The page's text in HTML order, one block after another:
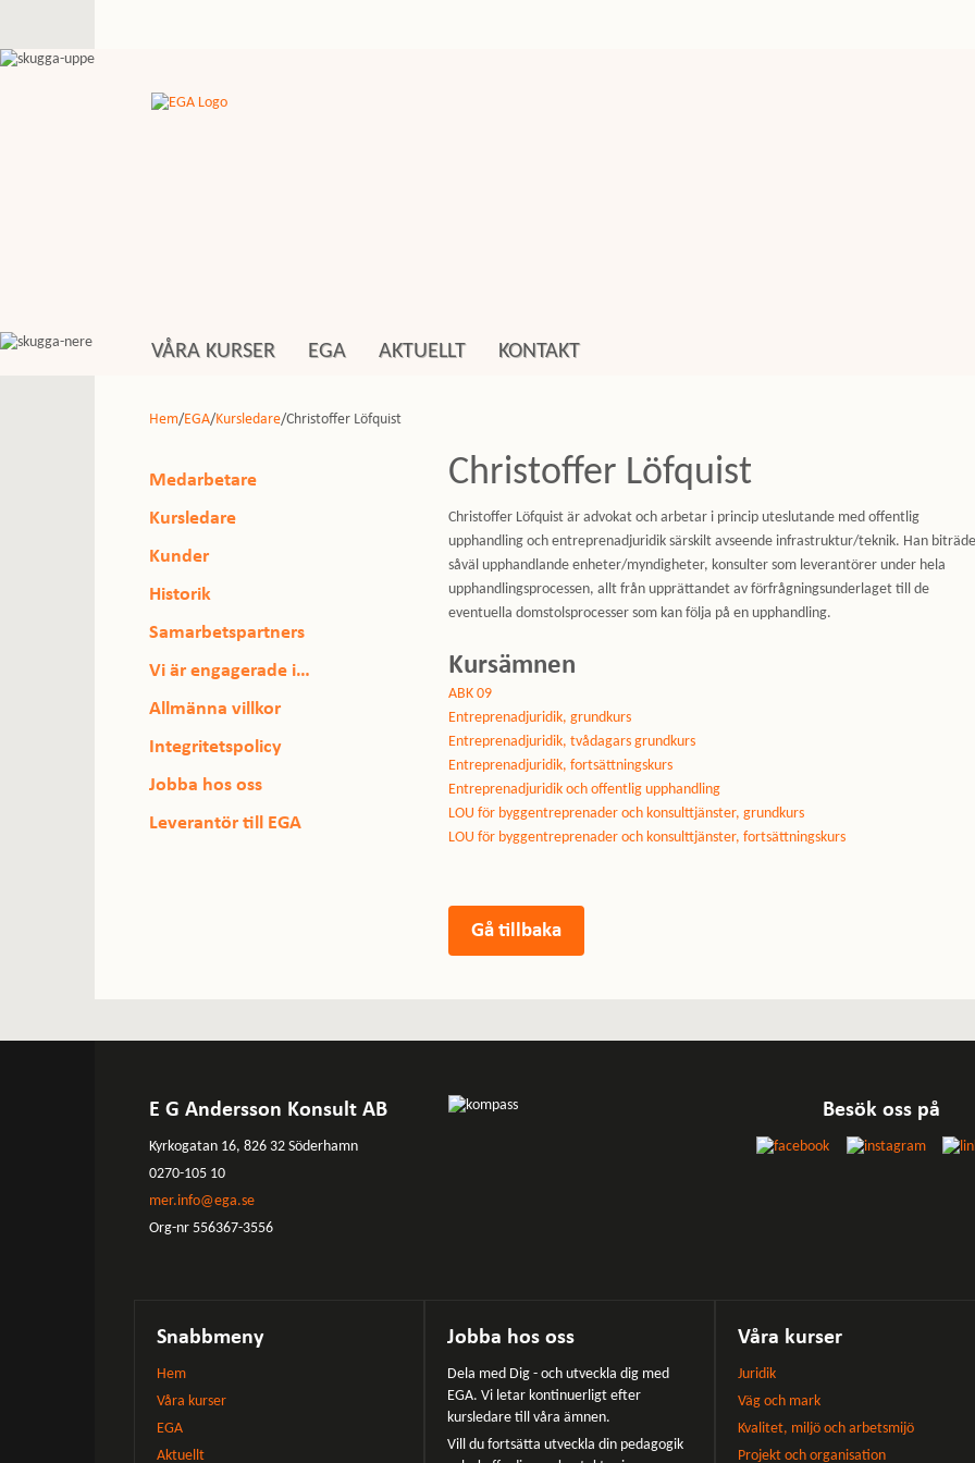
VÅRA KURSER EGA AKTUELLT KONTAKT
Hem/EGA/Kursledare/Christoffer Löfquist
Medarbetare
Kursledare
Kunder
Historik
Samarbetspartners
Vi är engagerade i…
Allmänna villkor
Integritetspolicy
Jobba hos oss
Leverantör till EGA
Christoffer Löfquist
Christoffer Löfquist är advokat och arbetar i princip uteslutande med offentlig
upphandling och entreprenadjuridik särskilt avseende infrastruktur/teknik. Han
såväl upphandlande enheter/myndigheter, konsulter som leverantörer under hela
upphandlingsprocessen, allt från upprättandet av förfrågningsunderlaget till de
eventuella domstolsprocesser som kan följa på en upphandling.
Kursämnen
ABK 09
Entreprenadjuridik, grundkurs
Entreprenadjuridik, tvådagars grundkurs
Entreprenadjuridik, fortsättningskurs
Entreprenadjuridik och offentlig upphandling
LOU för byggentreprenader och konsulttjänster, grundkurs
LOU för byggentreprenader och konsulttjänster, fortsättningskurs
E G Andersson Konsult AB
Kyrkogatan 16, 826 32 Söderhamn
0270-105 10
mer.info@ega.se
Org-nr 556367-3556
Besök oss på
Snabbmeny
Hem
Våra kurser
EGA
Aktuellt
Jobba hos oss
Dela med Dig - och utveckla dig med
EGA. Vi letar kontinuerligt efter
kursledare till våra ämnen.
Vill du fortsätta utveckla din pedagogik
Våra kurser
Juridik
Väg och mark
Kvalitet, miljö och arbetsmijö
Projekt och organisation